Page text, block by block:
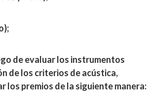
de evaluar los instrumentos
de los criterios de acústica,
los premios de la siguiente manera: